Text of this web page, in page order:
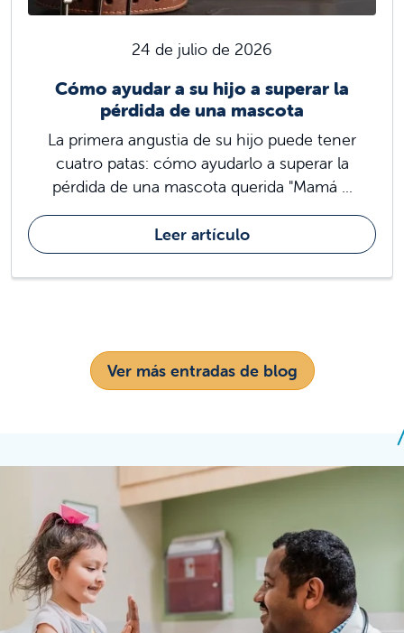
24 de julio de 2026
Cómo ayudar a su hijo a superar la
pérdida de una mascota
La primera angustia de su hijo puede tener
cuatro patas: cómo ayudarlo a superar la
pérdida de una mascota querida "Mamá ...
Leer artículo
Ver más entradas de blog